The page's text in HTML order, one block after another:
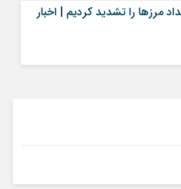
مرزها را تشدید کردیم | اخبار